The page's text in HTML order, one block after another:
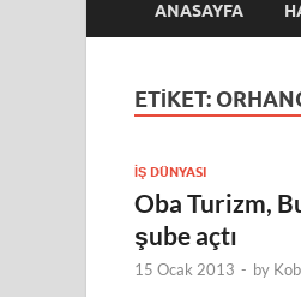
ANASAYFA
ETIKET:
İŞ DÜNYASI
Oba Turizm,
şube açtı
15 Ocak 2013 - by